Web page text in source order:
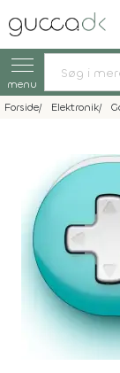
menu
Forside Elektronik